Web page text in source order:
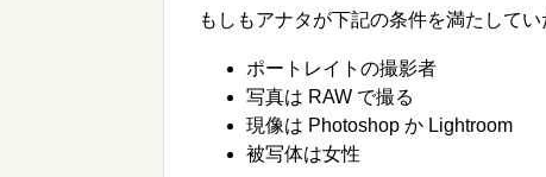
もしもアナタが下記の条件を満たしてい
ポートレイトの撮影者
写真は RAW で撮る
現像は Photoshop か Lightroom
被写体は女性